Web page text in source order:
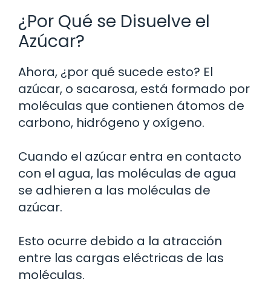
¿Por Qué se Disuelve el
Azúcar?
Ahora, ¿por qué sucede esto? El
azúcar, o sacarosa, está formado por
moléculas que contienen átomos de
carbono, hidrógeno y oxígeno.
Cuando el azúcar entra en contacto
con el agua, las moléculas de agua
se adhieren a las moléculas de
azúcar.
Esto ocurre debido a la atracción
entre las cargas eléctricas de las
moléculas.